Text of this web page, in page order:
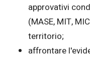
approvativi
(MASE, MIT,
territorio;
affrontare